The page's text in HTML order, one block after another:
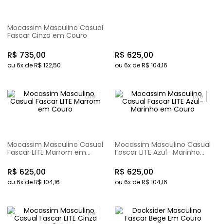
Mocassim Masculino Casual
Fascar Cinza em Couro
R$ 735,00
ou 6x deR$ 122,50
R$ 625,00
ou 6x deR$ 104,16
Lite
Mocassim Masculino Casual
Fascar LITE Marrom em
R$ 625,00
ou 6x deR$ 104,16
Lite
Mocassim Masculino Casual
Fascar LITE Azul- Marinho
R$ 625,00
ou 6x deR$ 104,16
Lite